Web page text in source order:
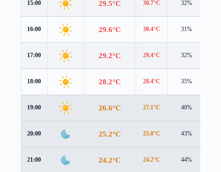
15:00 29.5°C 30.7°C 32%
16:00 29.6°C 30.4°C 31%
17:00 29.2°C 29.4°C 32%
18:00 28.2°C 28.4°C 35%
19:00 26.6°C 27.1°C 40%
20:00 25.2°C 25.8°C 43%
21:00 24.2°C 24.2°C 44%